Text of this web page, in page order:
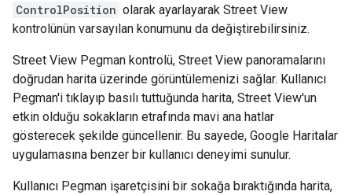
ControlPosition olarak ayarlayarak Street View
kontrolünün varsayılan konumunu da değiştirebilirsiniz.
Street View Pegman kontrolü, Street View panoramalarını
doğrudan harita üzerinde görüntülemenizi sağlar. Kullanıcı
Pegman'i tıklayıp basılı tuttuğunda harita, Street View'un
etkin olduğu sokakların etrafında mavi ana hatlar
gösterecek şekilde güncellenir. Bu sayede, Google Haritalar
uygulamasına benzer bir kullanıcı deneyimi sunulur.
Kullanıcı Pegman işaretçisini bir sokağa bıraktığında harita,